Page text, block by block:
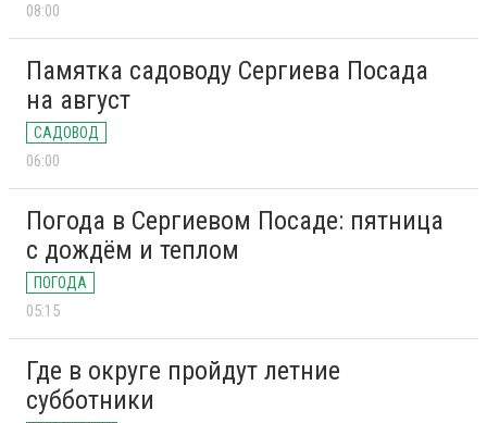
08:00
Памятка садоводу Сергиева Посада
на август
САДОВОД
06:00
Погода в Сергиевом Посаде: пятница
с дождём и теплом
ПОГОДА
05:15
Где в округе пройдут летние
субботники